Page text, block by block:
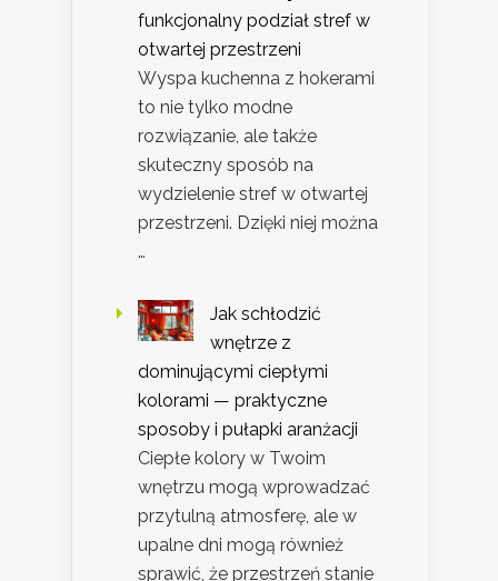
funkcjonalny podział stref w
otwartej przestrzeni
Wyspa kuchenna z hokerami
to nie tylko modne
rozwiązanie, ale także
skuteczny sposób na
wydzielenie stref w otwartej
przestrzeni. Dzięki niej można
…
Jak schłodzić
wnętrze z
dominującymi ciepłymi
kolorami — praktyczne
sposoby i pułapki aranżacji
Ciepłe kolory w Twoim
wnętrzu mogą wprowadzać
przytulną atmosferę, ale w
upalne dni mogą również
sprawić, że przestrzeń stanie